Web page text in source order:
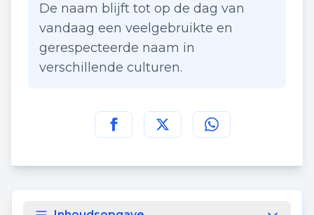
De naam blijft tot op de dag van
vandaag een veelgebruikte en
gerespecteerde naam in
verschillende culturen.
Deel deze pagina op
Deel deze pagina op
Deel deze pagina